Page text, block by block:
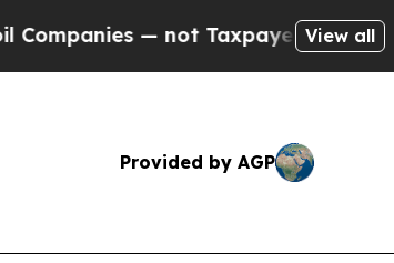
Taxpayers — the Chance toView all
Provided by AGP